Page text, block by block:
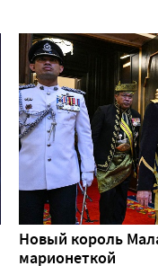
Новый король
марионеткой